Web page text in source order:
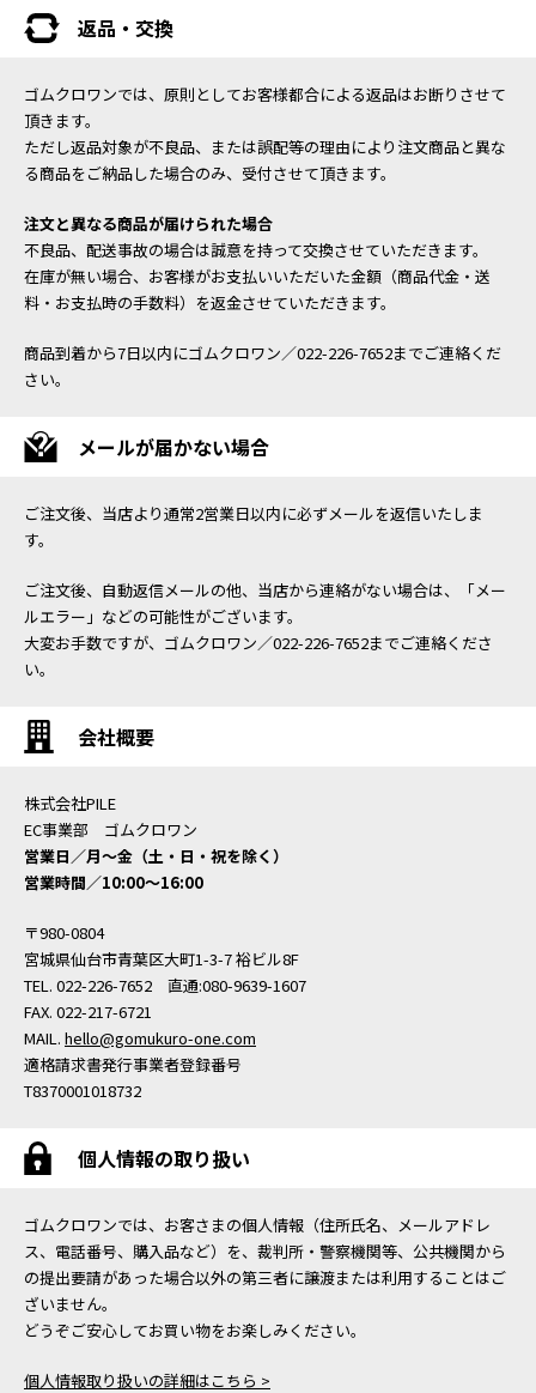
返品・交換
ゴムクロワンでは、原則としてお客様都合による返品はお断りさせて
頂きます。
ただし返品対象が不良品、または誤配等の理由により注文商品と異な
る商品をご納品した場合のみ、受付させて頂きます。
注文と異なる商品が届けられた場合
不良品、配送事故の場合は誠意を持って交換させていただきます。
在庫が無い場合、お客様がお支払いいただいた金額（商品代金・送
料・お支払時の手数料）を返金させていただきます。
商品到着から7日以内にゴムクロワン／022-226-7652までご連絡くだ
さい。
メールが届かない場合
ご注文後、当店より通常2営業日以内に必ずメールを返信いたしま
す。
ご注文後、自動返信メールの他、当店から連絡がない場合は、「メー
ルエラー」などの可能性がございます。
大変お手数ですが、ゴムクロワン／022-226-7652までご連絡くださ
い。
会社概要
株式会社PILE
EC事業部 ゴムクロワン
営業日／月〜金（土・日・祝を除く）
営業時間／10:00〜16:00
〒980-0804
宮城県仙台市青葉区大町1-3-7 裕ビル8F
TEL. 022-226-7652 直通:080-9639-1607
FAX. 022-217-6721
MAIL. hello@gomukuro-one.com
適格請求書発行事業者登録番号
T8370001018732
個人情報の取り扱い
ゴムクロワンでは、お客さまの個人情報（住所氏名、メールアドレ
ス、電話番号、購入品など）を、裁判所・警察機関等、公共機関から
の提出要請があった場合以外の第三者に譲渡または利用することはご
ざいません。
どうぞご安心してお買い物をお楽しみください。
個人情報取り扱いの詳細はこちら >